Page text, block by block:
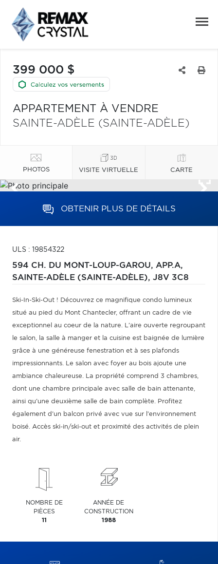
399 000 $
APPARTEMENT À VENDRE
SAINTE-ADÈLE (SAINTE-ADÈLE)
PHOTOS VISITE VIRTUELLE CARTE
OBTENIR PLUS DE DÉTAILS
ULS : 19854322
594 CH. DU MONT-LOUP-GAROU, APP.A,
SAINTE-ADÈLE (SAINTE-ADÈLE), J8V 3C8
Ski-In-Ski-Out ! Découvrez ce magnifique condo lumineux
situé au pied du Mont Chantecler, offrant un cadre de vie
exceptionnel au coeur de la nature. L'aire ouverte regroupant
le salon, la salle à manger et la cuisine est baignée de lumière
grâce à une généreuse fenestration et à ses plafonds
impressionnants. Le salon avec foyer au bois ajoute une
ambiance chaleureuse. La propriété comprend 3 chambres,
dont une chambre principale avec salle de bain attenante,
ainsi qu'une deuxième salle de bain complète. Profitez
également d'un balcon privé avec vue sur l'environnement
boisé. Accès ski-in/ski-out et proximité des activités de plein
air.
NOMBRE DE
PIÈCES
11
ANNÉE DE
CONSTRUCTION
1988